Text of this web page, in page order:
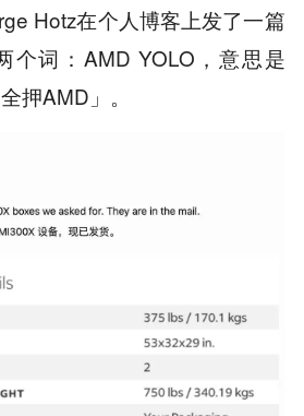
Hotz在个人博客上发了一篇
个词：AMD YOLO，意思是
押AMD」。